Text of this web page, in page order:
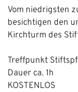
Vom niedrigsten
besichtigen den
Kirchturm des
Treffpunkt
Dauer ca. 1h
KOSTENLOS